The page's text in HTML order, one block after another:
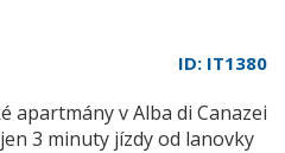
ID: IT1380
apartmány v Alba di Canazei
3 minuty jízdy od lanovky